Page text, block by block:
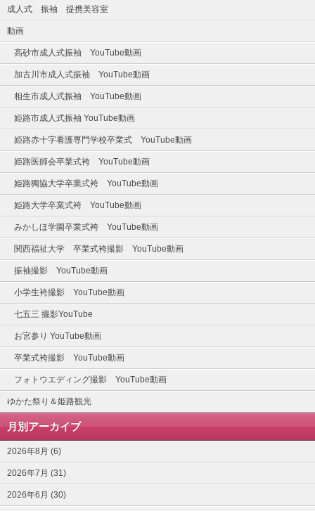
成人式 振袖 提携美容室
動画
高砂市成人式振袖 YouTube動画
加古川市成人式振袖 YouTube動画
相生市成人式振袖 YouTube動画
姫路市成人式振袖 YouTube動画
姫路赤十字看護専門学校卒業式 YouTube動画
姫路医師会卒業式袴 YouTube動画
姫路獨協大学卒業式袴 YouTube動画
姫路大学卒業式袴 YouTube動画
みかしほ学園卒業式袴 YouTube動画
関西福祉大学 卒業式袴撮影 YouTube動画
振袖撮影 YouTube動画
小学生袴撮影 YouTube動画
七五三 撮影YouTube
お宮参り YouTube動画
卒業式袴撮影 YouTube動画
フォトウエディング撮影 YouTube動画
ゆかた祭り＆姫路観光
月別アーカイブ
2026年8月 (6)
2026年7月 (31)
2026年6月 (30)